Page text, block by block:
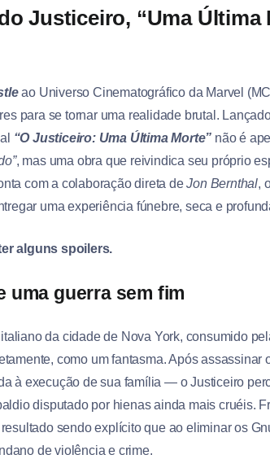
Justiceiro, “Uma Última
ao Universo Cinematográfico da Marvel
para se tornar uma realidade brutal.
“O Justiceiro: Uma Última Morte” não é
, mas uma obra que reivindica seu próprio
com a colaboração direta deJon Bernthal,
uma experiência fúnebre, seca e
alguns spoilers.
uma guerra sem fim
da cidade de Nova York, consumido
como um fantasma. Após
à execução de sua família — o Justiceiro
disputado por hienas ainda mais cruéis.
sendo explícito que ao eliminar os
de violência e crime.